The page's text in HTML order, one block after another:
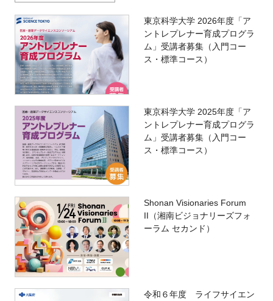
東京科学大学 2026年度「ア
ントレプレナー育成プログラ
ム」受講者募集（入門コー
ス・標準コース）
東京科学大学 2025年度「ア
ントレプレナー育成プログラ
ム」受講者募集（入門コー
ス・標準コース）
Shonan Visionaries Forum
II（湘南ビジョナリーズフォ
ーラム セカンド）
令和６年度 ライフサイエン